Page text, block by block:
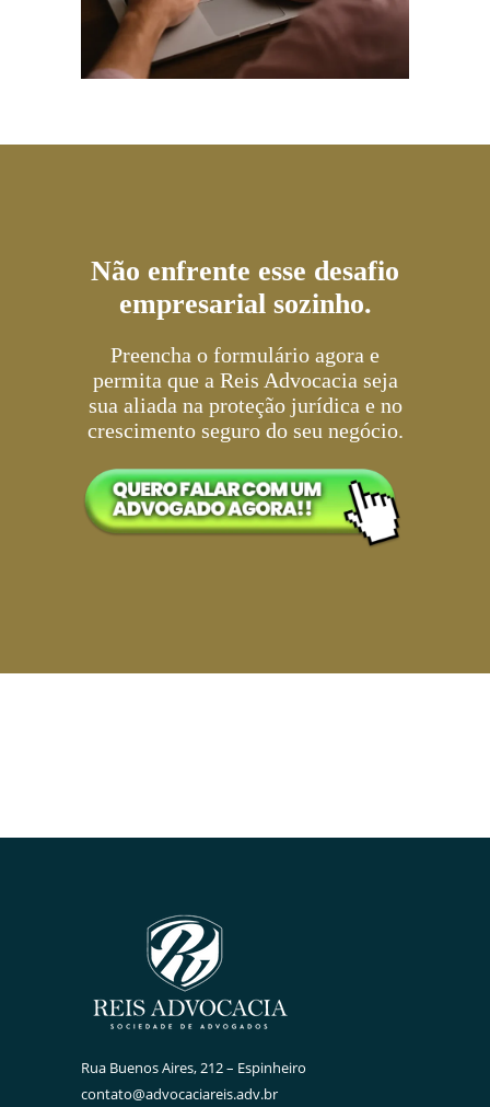
Não enfrente esse desafio
empresarial sozinho.
Preencha o formulário agora e
permita que a Reis Advocacia seja
sua aliada na proteção jurídica e no
crescimento seguro do seu negócio.
Rua Buenos Aires, 212 – Espinheiro
contato@advocaciareis.adv.br